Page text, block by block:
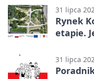
31 lipca
Rynek
etapie.
31 lipca